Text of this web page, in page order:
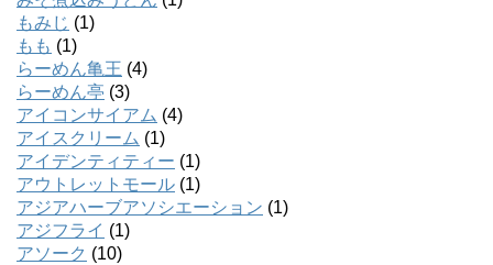
もみじ (1)
もも (1)
らーめん亀王 (4)
らーめん亭 (3)
アイコンサイアム (4)
アイスクリーム (1)
アイデンティティー (1)
アウトレットモール (1)
アジアハーブアソシエーション (1)
アジフライ (1)
アソーク (10)